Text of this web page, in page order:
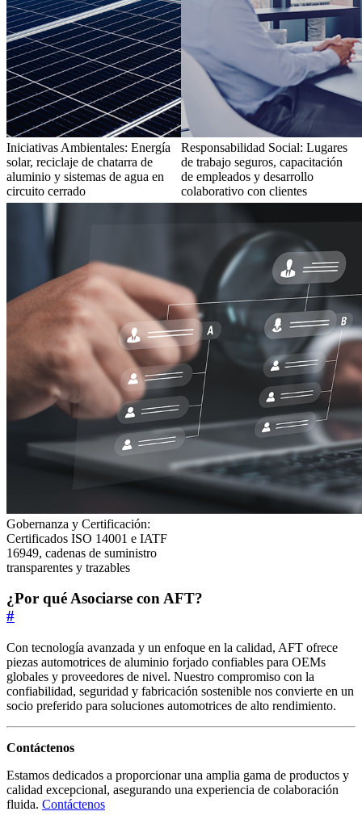
Iniciativas Ambientales: Energía
solar, reciclaje de chatarra de
aluminio y sistemas de agua en
circuito cerrado
Responsabilidad Social: Lugares
de trabajo seguros, capacitación
de empleados y desarrollo
colaborativo con clientes
Gobernanza y Certificación:
Certificados ISO 14001 e IATF
16949, cadenas de suministro
transparentes y trazables
¿Por qué Asociarse con AFT?
#
Con tecnología avanzada y un enfoque en la calidad, AFT ofrece
piezas automotrices de aluminio forjado confiables para OEMs
globales y proveedores de nivel. Nuestro compromiso con la
confiabilidad, seguridad y fabricación sostenible nos convierte en un
socio preferido para soluciones automotrices de alto rendimiento.
Contáctenos
Estamos dedicados a proporcionar una amplia gama de productos y
calidad excepcional, asegurando una experiencia de colaboración
fluida. Contáctenos